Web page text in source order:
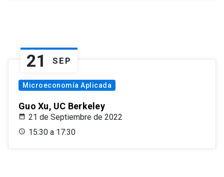
21 SEP
Microeconomía Aplicada
Guo Xu, UC Berkeley
21 de Septiembre de 2022
15:30 a 17:30